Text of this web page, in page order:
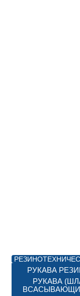
РУКАВА
РУКАВА